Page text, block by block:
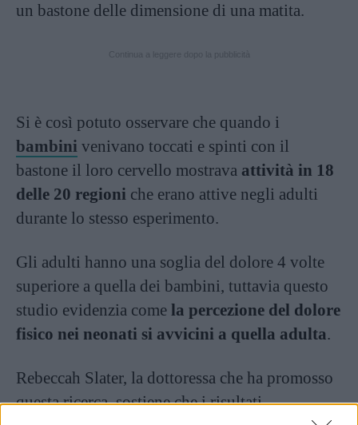
un bastone delle dimensione di una matita.
Si è così potuto osservare che quando i
bambini venivano toccati e spinti con il
bastone il loro cervello mostrava attività in 18
delle 20 regioni che erano attive negli adulti
durante lo stesso esperimento.
Gli adulti hanno una soglia del dolore 4 volte
superiore a quella dei bambini, tuttavia questo
studio evidenzia come la percezione del dolore
fisico nei neonati si avvicini a quella adulta.
Rebeccah Slater, la dottoressa che ha promosso
questa ricerca, sostiene che i risultati